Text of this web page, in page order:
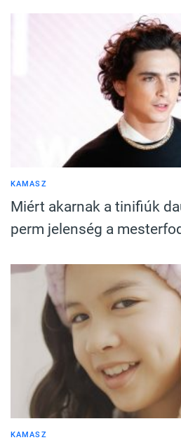
KAMASZ
Miért akarnak a tinifiúk
perm jelenség a
KAMASZ